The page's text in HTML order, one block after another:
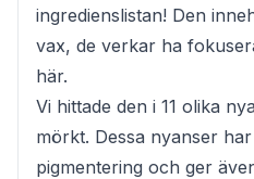
ingredienslistan! Den
vax, de verkar ha
här.
Vi hittade den i 11 olika
mörkt. Dessa nyanser
pigmentering och ger